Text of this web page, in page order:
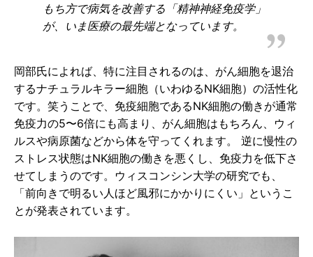
もち方で病気を改善する「精神神経免疫学」
が、いま医療の最先端となっています。
岡部氏によれば、特に注目されるのは、がん細胞を退治
するナチュラルキラー細胞（いわゆるNK細胞）の活性化
です。笑うことで、免疫細胞であるNK細胞の働きが通常
免疫力の5〜6倍にも高まり、がん細胞はもちろん、ウィ
ルスや病原菌などから体を守ってくれます。 逆に慢性の
ストレス状態はNK細胞の働きを悪くし、免疫力を低下さ
せてしまうのです。ウィスコンシン大学の研究でも、
「前向きで明るい人ほど風邪にかかりにくい」というこ
とが発表されています。